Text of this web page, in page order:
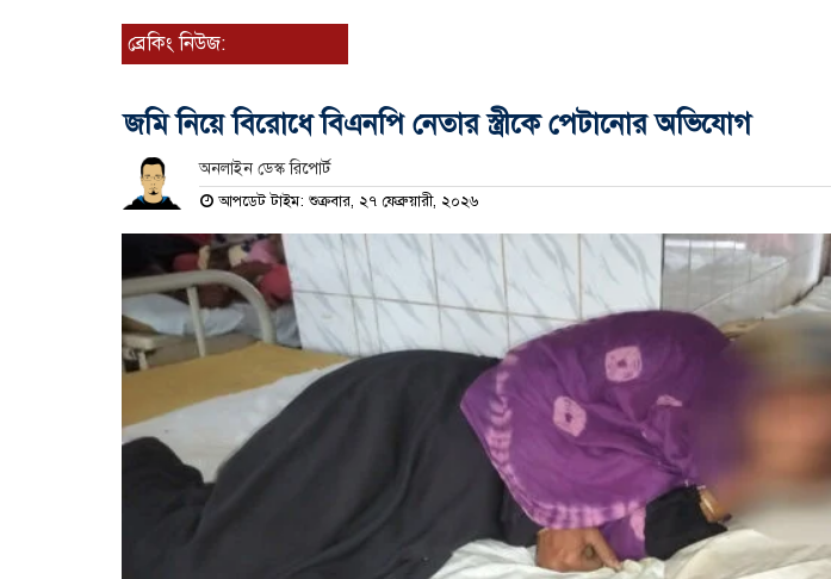
ব্রেকিং নিউজ:
জমি নিয়ে বিরোধে বিএনপি নেতার স্ত্রীকে পেটানোর অভিযোগ
অনলাইন ডেস্ক রিপোর্ট
আপডেট টাইম: শুক্রবার, ২৭ ফেব্রুয়ারী, ২০২৬